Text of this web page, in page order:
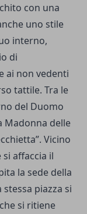
con una
uno stile
interno,
di
ai non vedenti
tattile. Tra le
del Duomo
Madonna delle
Vicino
affaccia il
la sede della
piazza si
si ritiene